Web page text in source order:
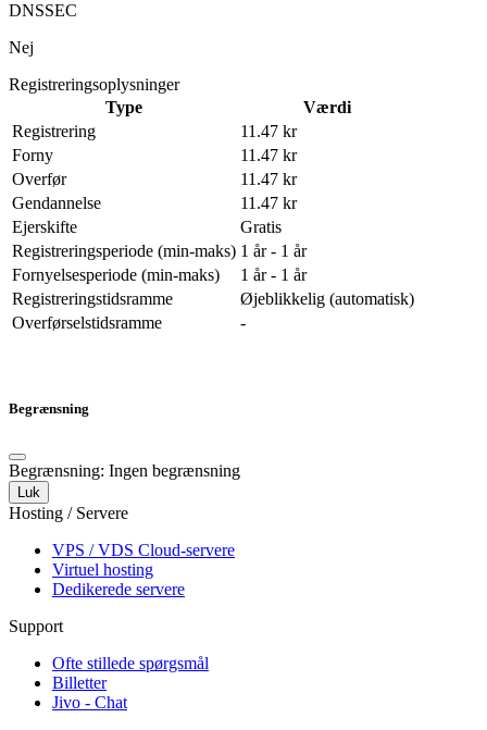
DNSSEC
Nej
Registreringsoplysninger
Type
Værdi
Registrering
11.47 kr
Forny
11.47 kr
Overfør
11.47 kr
Gendannelse
11.47 kr
Ejerskifte
Gratis
Registreringsperiode (min-maks) 1 år - 1 år
Fornyelsesperiode (min-maks)
1 år - 1 år
Registreringstidsramme
Øjeblikkelig (automatisk)
Overførselstidsramme
-
Begrænsning
Begrænsning: Ingen begrænsning
Luk
Hosting / Servere
VPS / VDS Cloud-servere
Virtuel hosting
Dedikerede servere
Support
Ofte stillede spørgsmål
Billetter
Jivo - Chat